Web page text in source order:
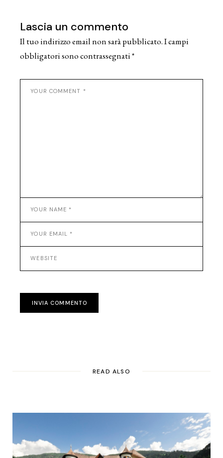
Lascia un commento
Il tuo indirizzo email non sarà pubblicato.I campi
obbligatori sono contrassegnati*
INVIA COMMENTO
READ ALSO